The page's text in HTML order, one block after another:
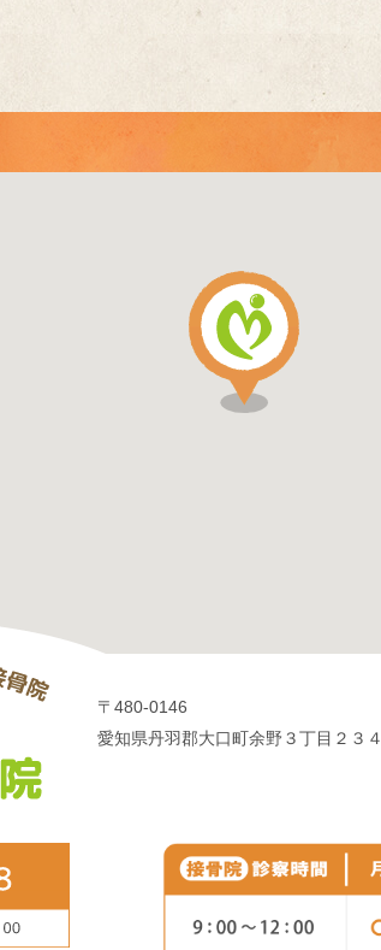
〒480-0146
愛知県丹羽郡大口町余野３丁目２３４